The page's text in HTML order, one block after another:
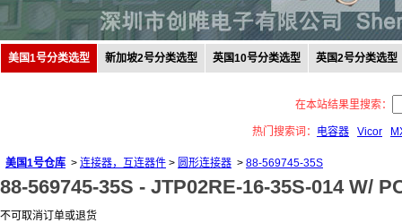
美国1号分类选型 新加坡2号分类选型 英国10号分类选型 英国2号分类选型
在本站结果里搜索：
热门搜索词： 电容器 Vicor
美国1号仓库 > 连接器，互连器件 > 圆形连接器 > 88-569745-35S
88-569745-35S - JTP02RE-16-35S-014 W/
不可取消订单或退货